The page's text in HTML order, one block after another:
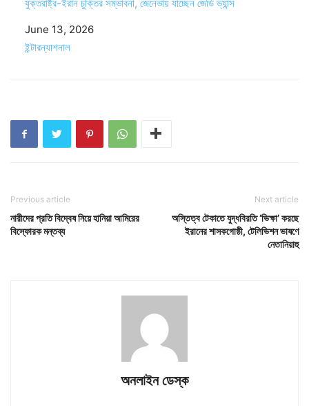
যুক্তরাষ্ট্র-ইরান চুক্তির সম্ভাবনা, জেনেভায় যাচ্ছেন জেডি ভ্যান্স
Date
June 13, 2026
In relation to
ইন্টারন্যাশনাল
Previous article
নারীদের প্রতি বিদ্বেষ নিয়ে হানিয়া আমিরের
বিস্ফোরক মন্তব্য
Next article
অস্তিত্ব টেকাতে যুদ্ধবিরতি ‘ভিক্ষা’ করছে
ইরানের শাসকগোষ্ঠী, টেলিভিশন ভাষণে
নেতানিয়াহু
অনলাইন ডেস্ক